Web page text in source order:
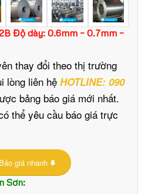
Độ dày: 0.6mm – 0.7mm –
thay đổi theo thị trường
lòng liên hệ HOTLINE: 090
bảng báo giá mới nhất.
thể yêu cầu báo giá trực
Báo giá nhanh
Sơn: